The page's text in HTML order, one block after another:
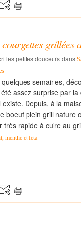
grillées
les petites douceurs dans
semaines,
assez surprise par
existe. Depuis, à la
boeuf plein grill nature
très rapide à cuire au
menthe et féta